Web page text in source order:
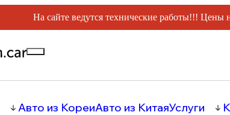
На сайте ведутся технические работы!!! Цены
Авто из КореиАвто из КитаяУслуги